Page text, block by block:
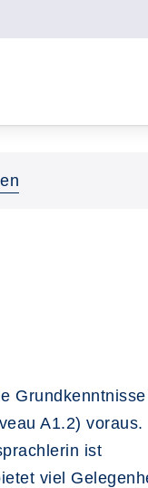
A1.2) voraus.
ist
viel